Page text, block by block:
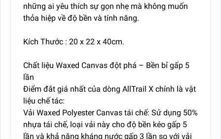
những ai yêu thích sự gọn nhẹ mà không muốn
thỏa hiệp về độ bền và tính năng.
Kích Thước : 20 x 22 x 40cm.
Chất liệu Waxed Canvas đột phá – Bền bỉ gấp 5
lần
Điểm đắt giá nhất của dòng AllTrail X chính là vật
liệu chế tác:
Vải Waxed Polyester Canvas tái chế: Sử dụng 50%
nhựa tái chế, loại vải này cho độ bền kéo gấp 5
lần và khả năng kháng nước gấp 3 lần so với vải